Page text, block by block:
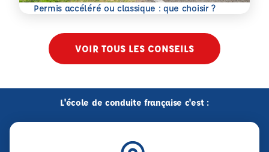
Permis accéléré ou classique : que choisir ?
En savoir plus
VOIR TOUS LES CONSEILS
L'école de conduite française c'est :